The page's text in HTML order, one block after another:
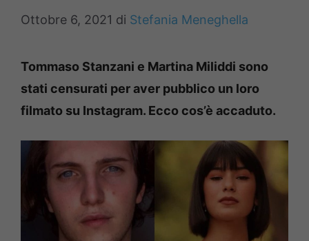
Ottobre 6, 2021 di Stefania Meneghella
Tommaso Stanzani e Martina Miliddi sono
stati censurati per aver pubblico un loro
filmato su Instagram. Ecco cos’è accaduto.